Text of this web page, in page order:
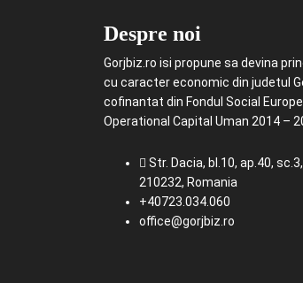
Despre noi
Gorjbiz.ro isi propune sa devina
cu caracter economic din judetul
cofinantat din Fondul Social
Operational Capital Uman 2014 –
Str. Dacia, bl.10, ap.40,
210232, Romania
+40723.034.060
office@gorjbiz.ro